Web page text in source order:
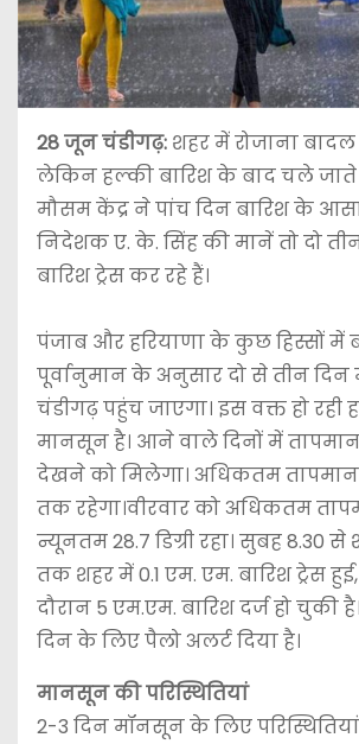
28 जूनचंडीगढ़: शहर में रोजाना बादल
लेकिन हल्की बारिश के बाद चले जाते
मौसम केंद्र ने पांच दिन बारिश के
निदेशक ए. के. सिंह की मानें तो दो
बारिश ट्रेस कर रहे हैं।
पंजाब और हरियाणा के कुछ हिस्सों में
पूर्वानुमान के अनुसार दो से तीन
चंडीगढ़ पहुंच जाएगा। इस वक्त हो रही
मानसून है। आने वाले दिनों में
देखने को मिलेगा। अधिकतम तापमान
तक रहेगा।वीरवार को अधिकतम
न्यूनतम 28.7 डिग्री रहा। सुबह 8.30
तक शहर में 0.1 एम. एम. बारिश ट्रेस
दौरान 5 एम.एम. बारिश दर्ज हो चुकी
दिन के लिए पैलो अलर्ट दिया है।
मानसून की परिस्थितियां
2-3 दिन मॉनसून के लिए